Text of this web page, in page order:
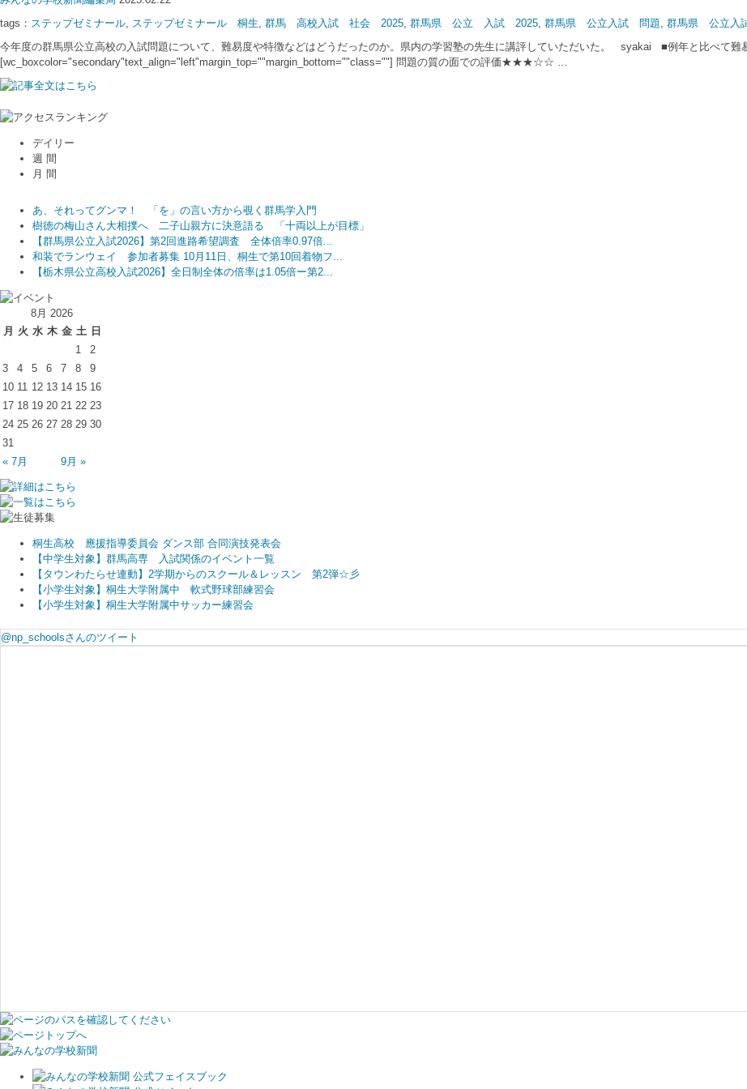
tags： ステップゼミナール, ステップゼミナール 桐生, 群馬 高校入試 社会 2025, 群馬県 公立 入試 2025, 群馬県 公立入試 問題, 群馬県 公立入
今年度の群馬県公立高校の入試問題について、難易度や特徴などはどうだったのか。県内の学習塾の先生に講評していただいた。 syakai ■例年と比べて難
[wc_boxcolor="secondary"text_align="left"margin_top=""margin_bottom=""class=""] 問題の質の面での評価★★★☆☆ …
デイリー
週 間
月 間
あ、それってグンマ！ 「を」の言い方から覗く群馬学入門
樹徳の梅山さん大相撲へ 二子山親方に決意語る 「十両以上が目標」
【群馬県公立入試2026】第2回進路希望調査 全体倍率0.97倍...
和装でランウェイ 参加者募集 10月11日、桐生で第10回着物フ...
【栃木県公立高校入試2026】全日制全体の倍率は1.05倍ー第2...
あ、それってグンマ！ 「を」の言い方から覗く群馬学入門
樹徳の梅山さん大相撲へ 二子山親方に決意語る 「十両以上が目標」
和装でランウェイ 参加者募集 10月11日、桐生で第10回着物フ...
【群馬県公立入試2026】第2回進路希望調査 全体倍率0.97倍...
群馬公立高入試、平均点アップ 思考力・読解力重視が鮮明に 受験者...
高木美帆さん、古田敦也さんら招き「球都桐生ウィーク2026」開催...
あ、それってグンマ！ 「を」の言い方から覗く群馬学入門
樹徳の梅山さん大相撲へ 二子山親方に決意語る 「十両以上が目標」
【群馬県公立入試2026】第2回進路希望調査 全体倍率0.97倍...
群馬公立高入試、平均点アップ 思考力・読解力重視が鮮明に 受験者...
8月 2026
月 火 水 木 金 土 日
1
2
3
4 5 6 7 8
9
10 11 12 13 14 15 16
17 18 19 20 21 22 23
24 25 26 27 28 29 30
31
« 7月
9月 »
桐生高校 應援指導委員会 ダンス部 合同演技発表会
【中学生対象】群馬高専 入試関係のイベント一覧
【タウンわたらせ連動】2学期からのスクール＆レッスン 第2弾☆彡
【小学生対象】桐生大学附属中 軟式野球部練習会
【小学生対象】桐生大学附属中サッカー練習会
@np_schoolsさんのツイート